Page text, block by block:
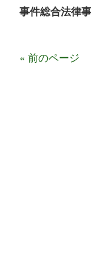
事件総合法律
« 前のページ